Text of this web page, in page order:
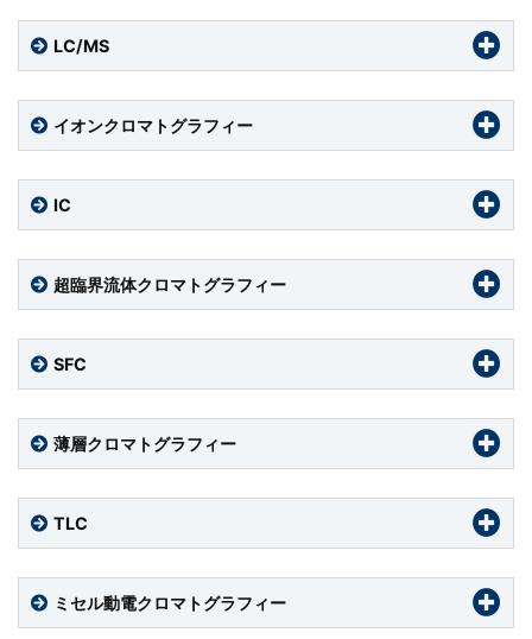
LC/MS
イオンクロマトグラフィー
IC
超臨界流体クロマトグラフィー
SFC
薄層クロマトグラフィー
TLC
ミセル動電クロマトグラフィー